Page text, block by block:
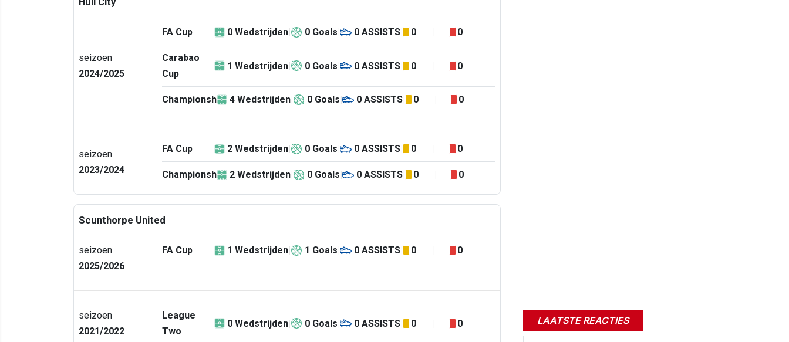
seizoen
2024/2025
FA Cup 0 Wedstrijden 0 Goals 0 ASSISTS 0 0
Carabao
Cup
1 Wedstrijden 0 Goals 0 ASSISTS 0 0
Championship 4 Wedstrijden 0 Goals 0 ASSISTS 0 0
seizoen
2023/2024
FA Cup 2 Wedstrijden 0 Goals 0 ASSISTS 0 0
Championship 2 Wedstrijden 0 Goals 0 ASSISTS 0 0
Scunthorpe United
seizoen
2025/2026
FA Cup 1 Wedstrijden 1 Goals 0 ASSISTS 0 0
seizoen
2021/2022
League
Two
0 Wedstrijden 0 Goals 0 ASSISTS 0 0 LAATSTE REACTIES